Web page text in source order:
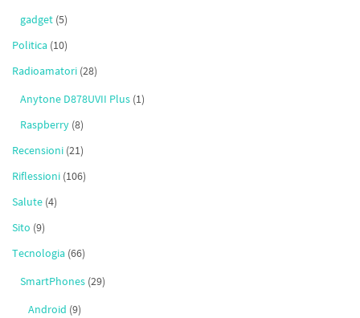
gadget (5)
Politica (10)
Radioamatori (28)
Anytone D878UVII Plus (1)
Raspberry (8)
Recensioni (21)
Riflessioni (106)
Salute (4)
Sito (9)
Tecnologia (66)
SmartPhones (29)
Android (9)